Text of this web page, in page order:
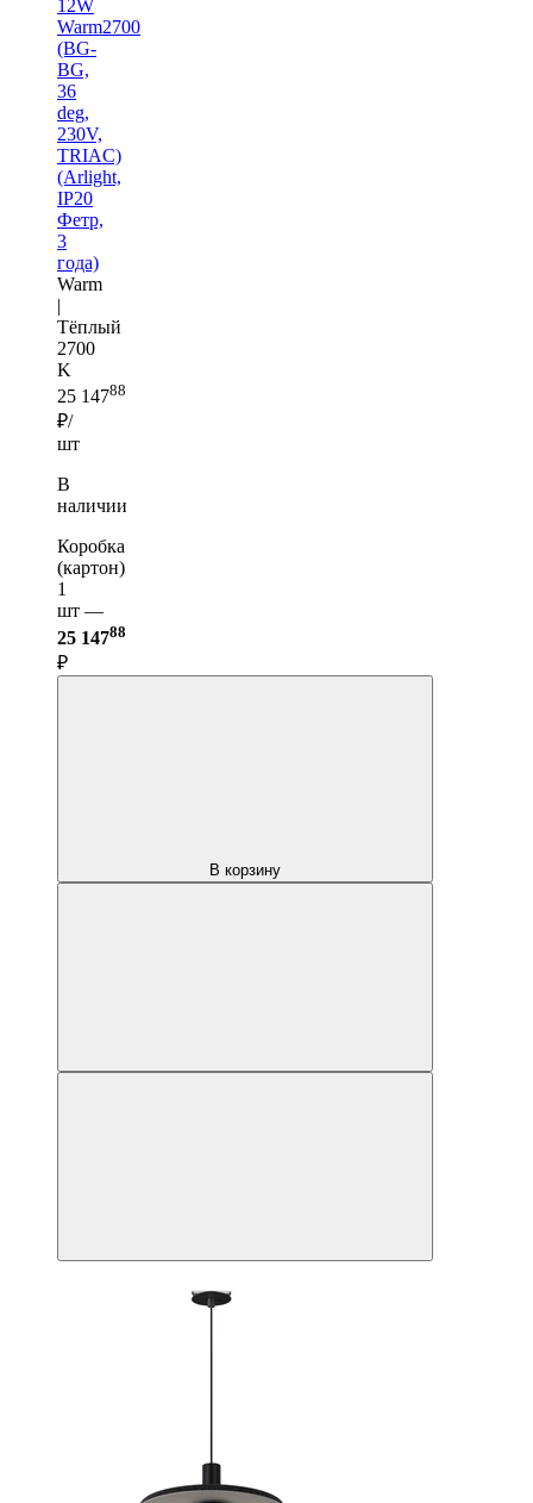
12W
Warm2700
(BG-
BG,
36
deg,
230V,
TRIAC)
(Arlight,
IP20
Фетр,
3
года)
Warm
|
Тёплый
2700
K
25 14788
₽/
шт
В
наличии
Коробка
(картон)
1
шт —
25 14788
₽
В корзину